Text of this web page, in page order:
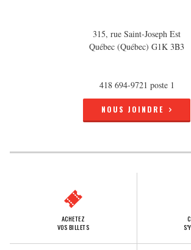
315, rue Saint-Joseph Est
Québec (Québec) G1K 3B3
418 694-9721 poste 1
NOUS JOINDRE
ACHETEZ
VOS BILLETS